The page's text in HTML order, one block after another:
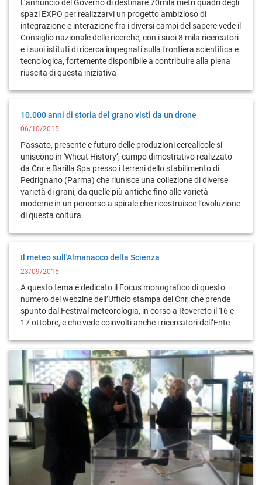
L’annuncio del Governo di destinare 70mila metri quadri degli
spazi EXPO per realizzarvi un progetto ambizioso di
integrazione e interazione fra i diversi campi del sapere vede il
Consiglio nazionale delle ricerche, con i suoi 8 mila ricercatori
e i suoi istituti di ricerca impegnati sulla frontiera scientifica e
tecnologica, fortemente disponibile a contribuire alla piena
riuscita di questa iniziativa
10.000 anni di storia del grano visti da un drone
06/10/2015
Passato, presente e futuro delle produzioni cerealicole si
uniscono in 'Wheat History’, campo dimostrativo realizzato
da Cnr e Barilla Spa presso i terreni dello stabilimento di
Pedrignano (Parma) che riunisce una collezione di diverse
varietà di grani, da quelle più antiche fino alle varietà
moderne in un percorso a spirale che ricostruisce l’evoluzione
di questa coltura.
Il meteo sull'Almanacco della Scienza
23/09/2015
A questo tema è dedicato il Focus monografico di questo
numero del webzine dell’Ufficio stampa del Cnr, che prende
spunto dal Festival meteorologia, in corso a Rovereto il 16 e
17 ottobre, e che vede coinvolti anche i ricercatori dell’Ente